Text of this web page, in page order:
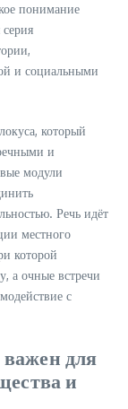
понимание
и социальными
который
и
модули
Речь идёт
местного
которой
а очные встречи
с
для
и